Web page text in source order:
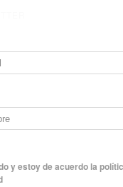
y estoy de acuerdo la